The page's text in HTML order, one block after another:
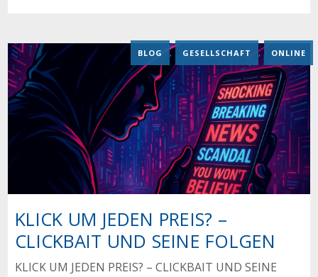
KLICK UM JEDEN PREIS? –
CLICKBAIT UND SEINE FOLGEN
BLOG , GESELLSCHAFT , ONLINE
KLICK UM JEDEN PREIS? – CLICKBAIT UND SEINE